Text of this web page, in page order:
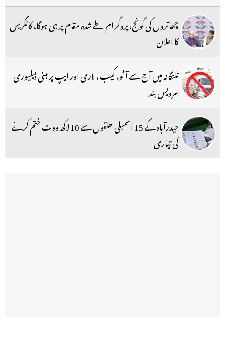
چھاتروں کی گونج،پروگرام طے شدہ مقام پر ہی ہوگا، کانگریس
کا اعلان
تلنگانہ میں آج سے آٹو، کیب ، لاری اور ایپ پر مبنی ڈیلیوری
سرویس بند
حیدرآباد کے 15 اسمبلی حلقوں سے 10 لاکھ ووٹ ختم کرنے
کی تیاری